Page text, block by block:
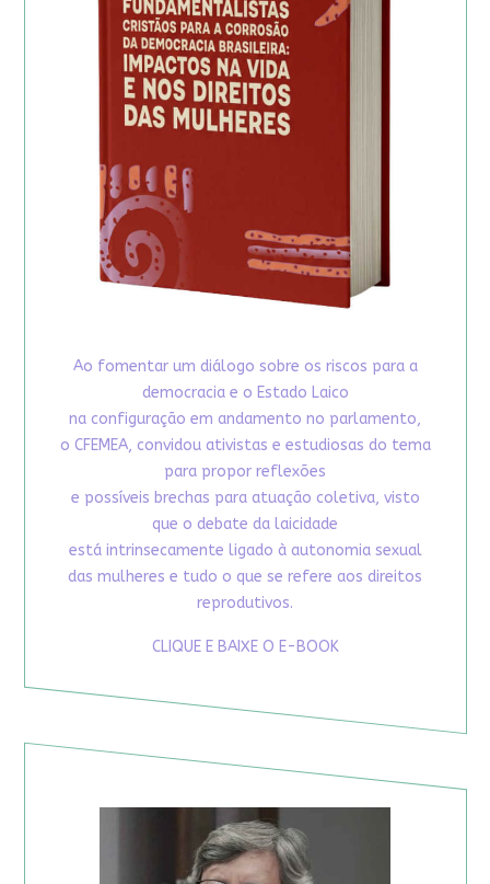
Ao fomentar um diálogo sobre os riscos para a
democracia e o Estado Laico
na configuração em andamento no parlamento,
o CFEMEA, convidou ativistas e estudiosas do tema
para propor reflexões
e possíveis brechas para atuação coletiva, visto
que o debate da laicidade
está intrinsecamente ligado à autonomia sexual
das mulheres e tudo o que se refere aos direitos
reprodutivos.
CLIQUE E BAIXE O E-BOOK